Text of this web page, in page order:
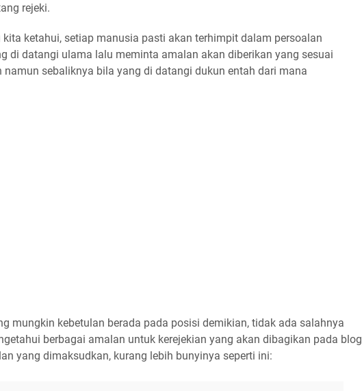
rejeki.
kita ketahui, setiap manusia pasti akan terhimpit dalam persoalan
di datangi ulama lalu meminta amalan akan diberikan yang sesuai
namun sebaliknya bila yang di datangi dukun entah dari mana
mungkin kebetulan berada pada posisi demikian, tidak ada salahnya
berbagai amalan untuk kerejekian yang akan dibagikan pada blog
yang dimaksudkan, kurang lebih bunyinya seperti ini: